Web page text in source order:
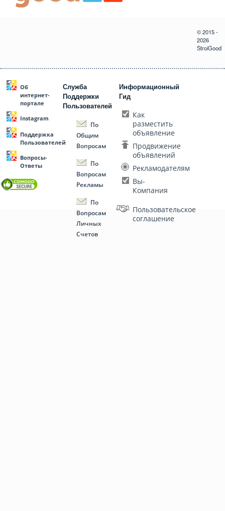
Об
интернет-
портале
Instagram
Поддержка
Пользователей
Вопросы-
Ответы
Служба
Поддержки
Пользователей
По
Общим
Вопросам
По
Вопросам
Рекламы
По
Вопросам
Личных
Счетов
Информационный
Гид
Как
разместить
объявление
Продвижение
объявлений
Рекламодателям
Вы-
Компания
Пользовательское
соглашение
© 2015 -
2026
StroiGood